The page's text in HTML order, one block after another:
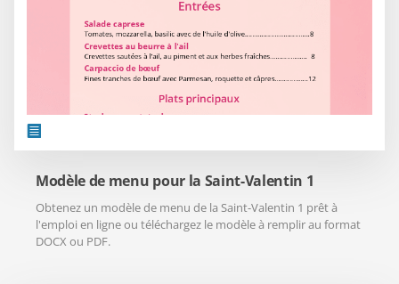
Modèle de menu pour la Saint-Valentin 1
Obtenez un modèle de menu de la Saint-Valentin 1 prêt à
l'emploi en ligne ou téléchargez le modèle à remplir au format
DOCX ou PDF.